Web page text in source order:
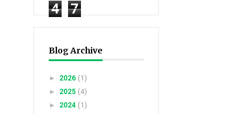
4
7
Blog Archive
► 2026 (1)
► 2025 (4)
► 2024 (1)